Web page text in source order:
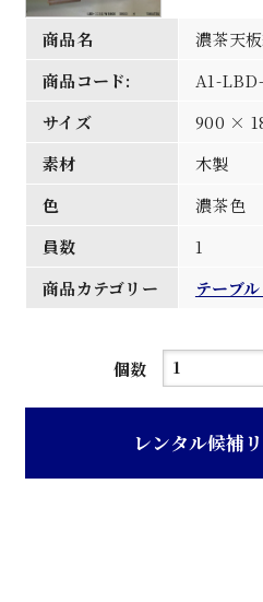
商品名
濃茶天
商品コード:
A1-
サイズ
900 ×
素材
木製
色
濃茶色
員数
1
商品カテゴリー
テーブ
個数
濃
板
レンタル候補